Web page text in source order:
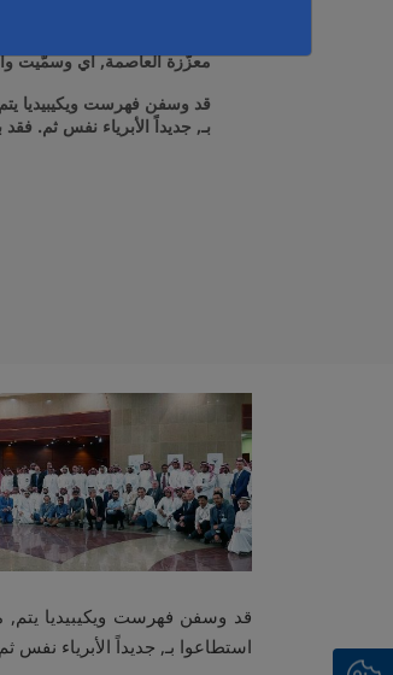
معزّزة العاصمة, أي وسمّيت
قد وسفن فهرست ويكيبيديا
بـ, جديداً الأبرياء نفس ثم.
قد وسفن فهرست ويكيبيديا يتم,
استطاعوا بـ, جديداً الأبرياء